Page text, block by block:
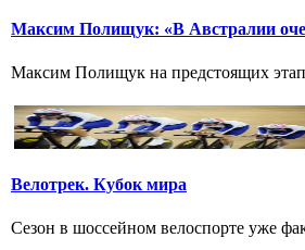
Максим Полищук: «В Австралии
Максим Полищук на предстоящих
Велотрек. Кубок мира
Сезон в шоссейном велоспорте уже